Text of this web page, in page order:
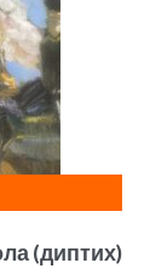
(диптих)